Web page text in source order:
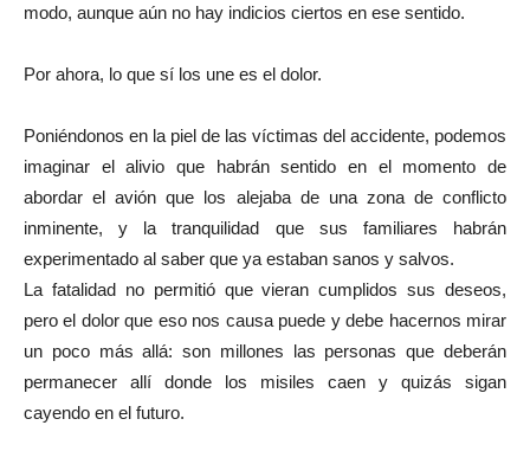
modo, aunque aún no hay indicios ciertos en ese sentido.
Por ahora, lo que sí los une es el dolor.
Poniéndonos en la piel de las víctimas del accidente, podemos
imaginar el alivio que habrán sentido en el momento de
abordar el avión que los alejaba de una zona de conflicto
inminente, y la tranquilidad que sus familiares habrán
experimentado al saber que ya estaban sanos y salvos.
La fatalidad no permitió que vieran cumplidos sus deseos,
pero el dolor que eso nos causa puede y debe hacernos mirar
un poco más allá: son millones las personas que deberán
permanecer allí donde los misiles caen y quizás sigan
cayendo en el futuro.